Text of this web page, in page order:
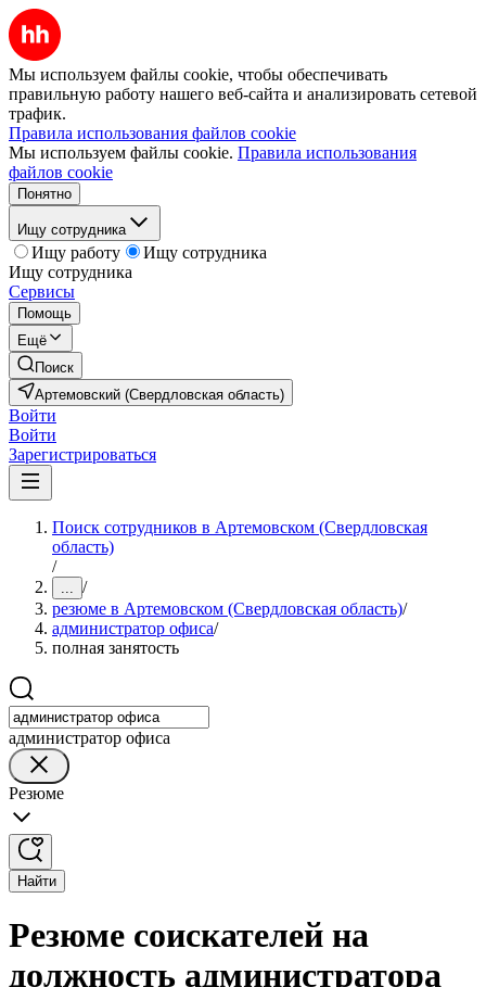
Мы используем файлы cookie, чтобы обеспечивать
правильную работу нашего веб-сайта и анализировать сетевой
трафик.
Правила использования файлов cookie
Мы используем файлы cookie. Правила использования
файлов cookie
Понятно
Ищу сотрудника
Ищу работу
Ищу сотрудника
Ищу сотрудника
Сервисы
Помощь
Ещё
Поиск
Артемовский (Свердловская область)
Войти
Войти
Зарегистрироваться
Поиск сотрудников в Артемовском (Свердловская
область)
/
... /
резюме в Артемовском (Свердловская область)/
администратор офиса/
полная занятость
администратор офиса
Резюме
Найти
Резюме соискателей на
должность администратора